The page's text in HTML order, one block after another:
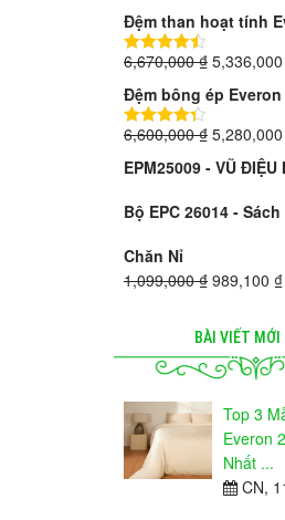
Đệm than hoạt tính
4.40trên 5
6,670,000₫ 5,336,000
Đệm bông ép Everon
4.33trên 5
6,600,000₫ 5,280,000
EPM25009 - VŨ ĐIỆU
Bộ EPC 26014 -
Chăn Nỉ
1,099,000₫ 989,100 ₫
BÀI VIẾT MỚI
Top 3
Everon
Nhất ...
CN,